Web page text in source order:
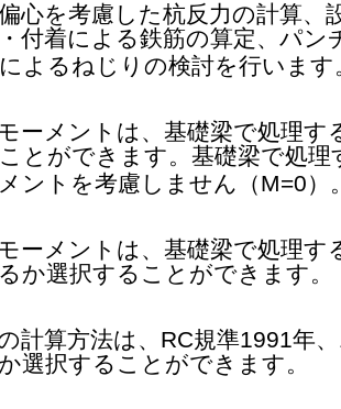
心を考慮した杭反力の計算、
付着による鉄筋の算定、パン
よるねじりの検討を行います
ーメントは、基礎梁で処理す
とができます。基礎梁で処
ントを考慮しません（M=0）
ーメントは、基礎梁で処理す
か選択することができます。
計算方法は、RC規準1991年
選択することができます。